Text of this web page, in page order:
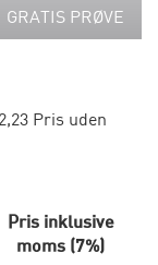
GRATIS PRØVE
Pris uden
Pris inklusive
moms (7%)